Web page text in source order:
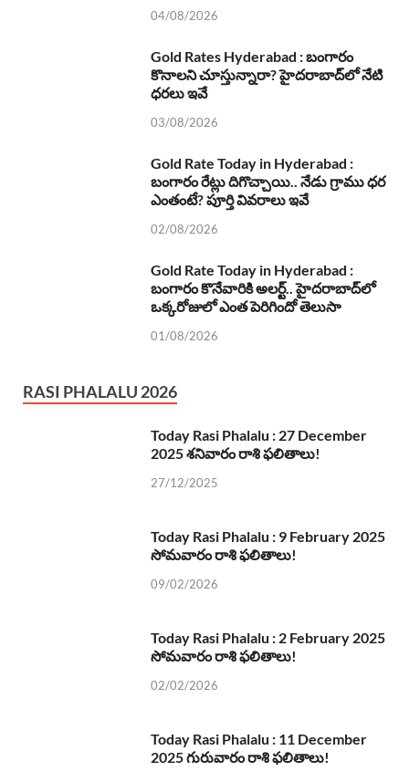
04/08/2026
Gold Rates Hyderabad : బంగారం
కొనాలని చూస్తున్నారా? హైదరాబాద్‌లో నేటి
ధరలు ఇవే
03/08/2026
Gold Rate Today in Hyderabad :
బంగారం రేట్లు దిగొచ్చాయి.. నేడు గ్రాము ధర
ఎంతంటే? పూర్తి వివరాలు ఇవే
02/08/2026
Gold Rate Today in Hyderabad :
బంగారం కొనేవారికి అలర్ట్.. హైదరాబాద్‌లో
ఒక్కరోజులో ఎంత పెరిగిందో తెలుసా
01/08/2026
RASI PHALALU 2026
Today Rasi Phalalu : 27 December
2025 శనివారం రాశి ఫలితాలు!
27/12/2025
Today Rasi Phalalu : 9 February 2025
సోమవారం రాశి ఫలితాలు!
09/02/2026
Today Rasi Phalalu : 2 February 2025
సోమవారం రాశి ఫలితాలు!
02/02/2026
Today Rasi Phalalu : 11 December
2025 గురువారం రాశి ఫలితాలు!